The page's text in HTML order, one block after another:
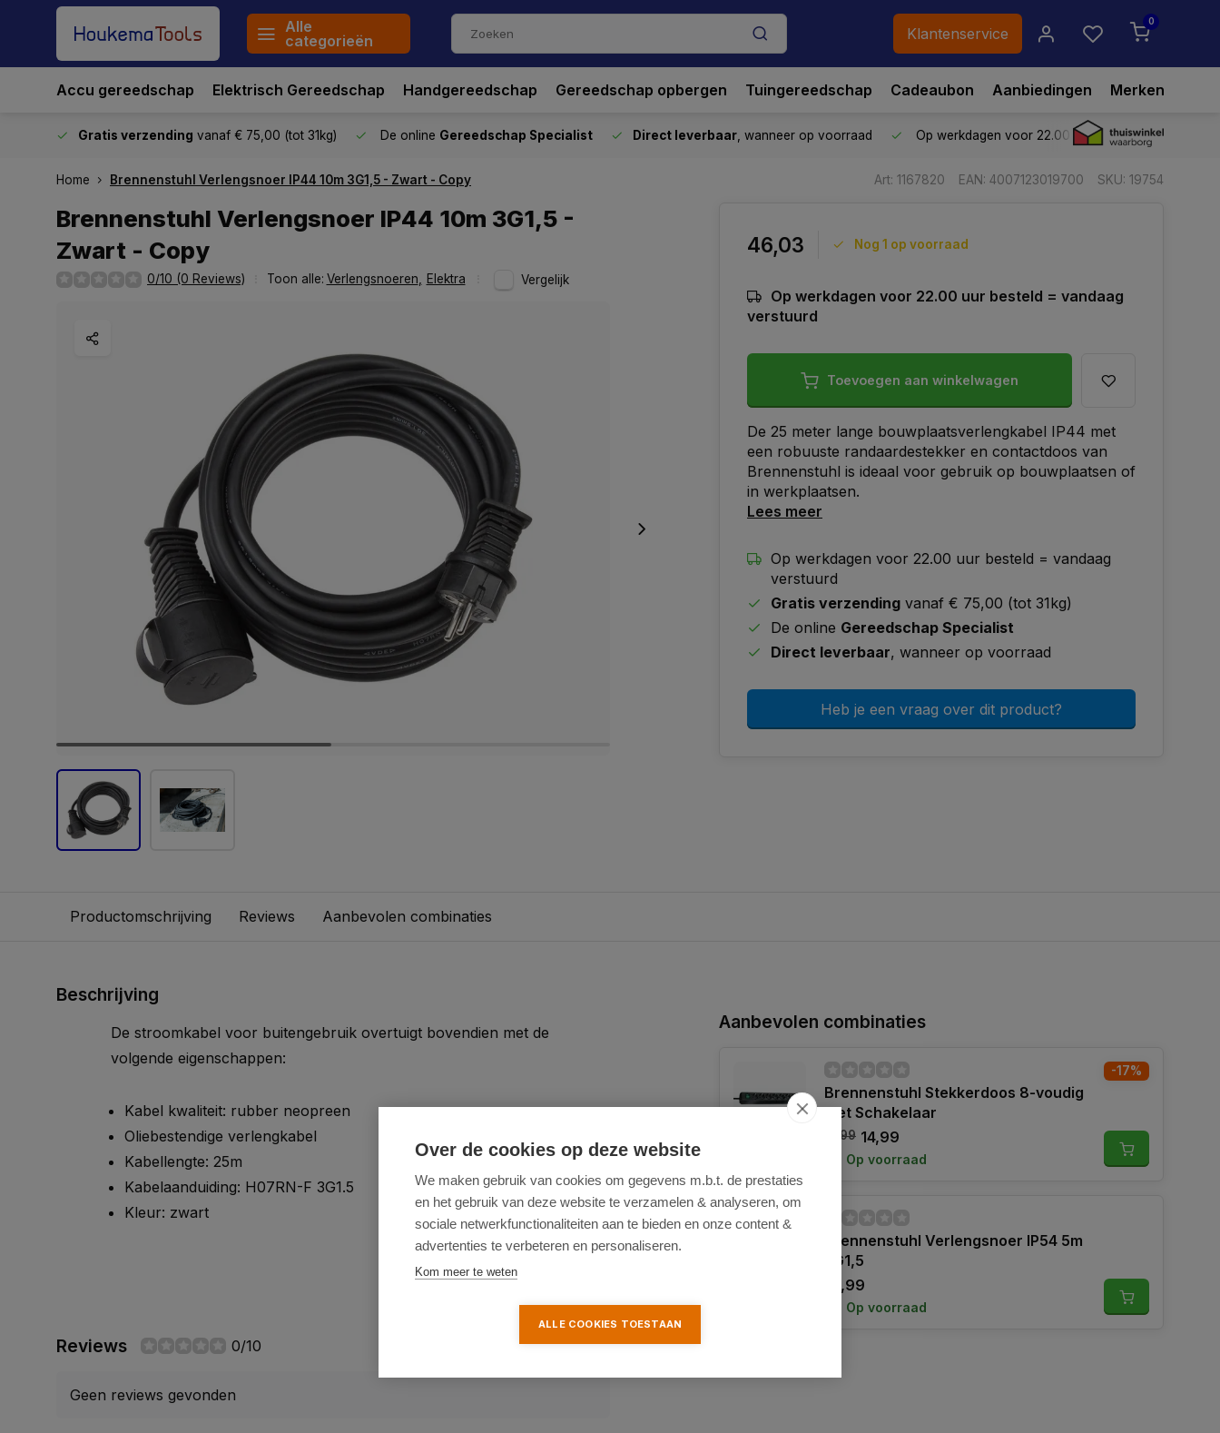
Alle
categorieën
Klantenservice
0
Accu gereedschap Elektrisch Gereedschap Handgereedschap Gereedschap opbergen Tuingereedschap Cadeaubon Aanbiedingen Merken
Gratis verzending vanaf € 75,00 (tot 31kg) De online Gereedschap Specialist Direct leverbaar , wanneer op voorraad Op werkdagen voor 22.00 uur besteld,vandaag
Home Brennenstuhl Verlengsnoer IP44 10m 3G1,5 - Zwart - Copy Art: 1167820 EAN: 4007123019700 SKU: 19754
Brennenstuhl Verlengsnoer IP44 10m 3G1,5 -
Zwart - Copy
0/10 (0 Reviews) Toon alle: Verlengsnoeren Elektra Vergelijk
46,03 Nog 1 op voorraad
Op werkdagen voor 22.00 uur besteld = vandaag
verstuurd
Toevoegen aan winkelwagen
De 25 meter lange bouwplaatsverlengkabel IP44 met
een robuuste randaardestekker en contactdoos van
Brennenstuhl is ideaal voor gebruik op bouwplaatsen of
in werkplaatsen.
Lees meer
Op werkdagen voor 22.00 uur besteld = vandaag
verstuurd
Gratis verzending vanaf € 75,00 (tot 31kg)
De online Gereedschap Specialist
Direct leverbaar, wanneer op voorraad
Heb je een vraag over dit product?
Productomschrijving Reviews Aanbevolen combinaties
Beschrijving
De stroomkabel voor buitengebruik overtuigt bovendien met de
volgende eigenschappen:
Kabel kwaliteit: rubber neopreen
Oliebestendige verlengkabel
Kabellengte: 25m
Kabelaanduiding: H07RN-F 3G1.5
Kleur: zwart
Reviews 0/10
Geen reviews gevonden
Aanbevolen combinaties
Brennenstuhl Stekkerdoos 8-voudig
met Schakelaar
17,99 14,99
Op voorraad
-17%
Brennenstuhl Verlengsnoer IP54 5m
3G1,5
19,99
Op voorraad
Over de cookies op deze website
We maken gebruik van cookies om gegevens m.b.t. de prestaties
en het gebruik van deze website te verzamelen & analyseren, om
sociale netwerkfunctionaliteiten aan te bieden en onze content &
advertenties te verbeteren en personaliseren.
Kom meer te weten
ALLE COOKIES TOESTAAN